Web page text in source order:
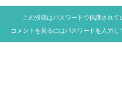
この投稿はパスワードで保護されて
コメントを見るにはパスワードを入力し